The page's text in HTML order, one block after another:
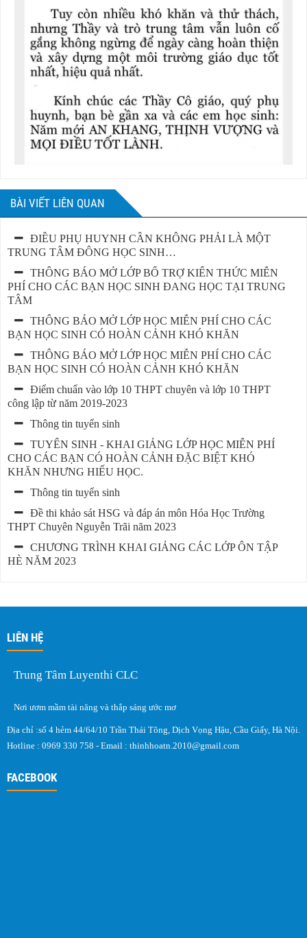
BÀI VIẾT LIÊN QUAN
ĐIỀU PHỤ HUYNH CẦN KHÔNG PHẢI LÀ MỘT
TRUNG TÂM ĐÔNG HỌC SINH…
THÔNG BÁO MỞ LỚP BỔ TRỢ KIẾN THỨC MIỄN
PHÍ CHO CÁC BẠN HỌC SINH ĐANG HỌC TẠI TRUNG
TÂM
THÔNG BÁO MỞ LỚP HỌC MIỄN PHÍ CHO CÁC
BẠN HỌC SINH CÓ HOÀN CẢNH KHÓ KHĂN
THÔNG BÁO MỞ LỚP HỌC MIỄN PHÍ CHO CÁC
BẠN HỌC SINH CÓ HOÀN CẢNH KHÓ KHĂN
Điểm chuẩn vào lớp 10 THPT chuyên và lớp 10 THPT
công lập từ năm 2019-2023
Thông tin tuyển sinh
TUYỂN SINH - KHAI GIẢNG LỚP HỌC MIỄN PHÍ
CHO CÁC BẠN CÓ HOÀN CẢNH ĐẶC BIỆT KHÓ
KHĂN NHƯNG HIẾU HỌC.
Thông tin tuyển sinh
Đề thi khảo sát HSG và đáp án môn Hóa Học Trường
THPT Chuyên Nguyễn Trãi năm 2023
CHƯƠNG TRÌNH KHAI GIẢNG CÁC LỚP ÔN TẬP
HÈ NĂM 2023
LIÊN HỆ
Trung Tâm Luyenthi CLC
Nơi ươm mầm tài năng và thắp sáng ước mơ
Địa chỉ :số 4 hẻm 44/64/10 Trần Thái Tông, Dịch Vọng Hậu, Cầu Giấy, Hà Nội.
Hotline : 0969 330 758 - Email : thinhhoatn.2010@gmail.com
FACEBOOK